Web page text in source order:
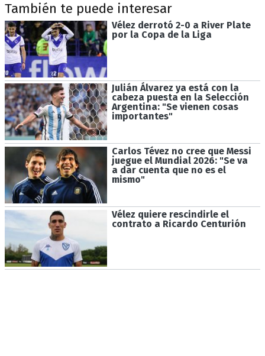
También te puede interesar
Vélez derrotó 2-0 a River Plate
por la Copa de la Liga
Julián Álvarez ya está con la
cabeza puesta en la Selección
Argentina: "Se vienen cosas
importantes"
Carlos Tévez no cree que Messi
juegue el Mundial 2026: "Se va
a dar cuenta que no es el
mismo"
Vélez quiere rescindirle el
contrato a Ricardo Centurión